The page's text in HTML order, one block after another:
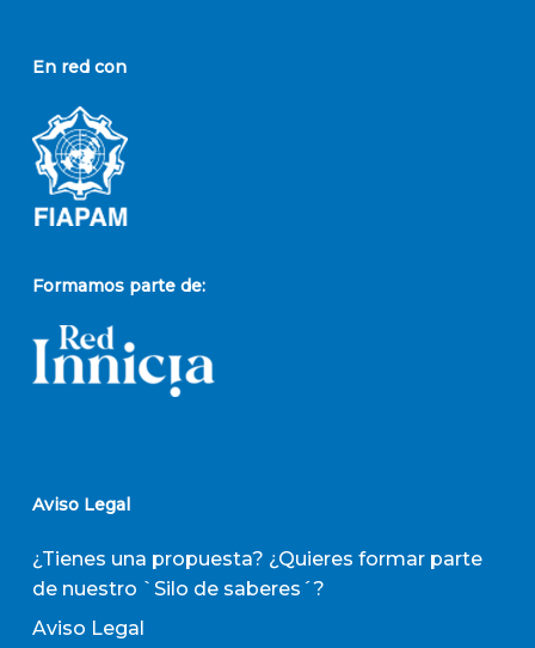
En red con
Formamos parte de:
Aviso Legal
¿Tienes una propuesta? ¿Quieres formar parte
de nuestro `Silo de saberes´?
Aviso Legal